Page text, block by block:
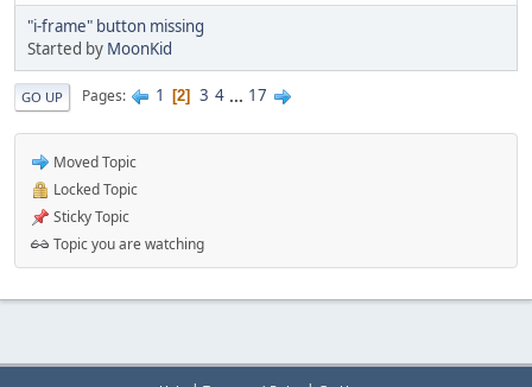
"i-frame" button missing
Started by MoonKid
GO UP Pages 1 2 3 4 ... 17
Moved Topic
Locked Topic
Sticky Topic
Topic you are watching